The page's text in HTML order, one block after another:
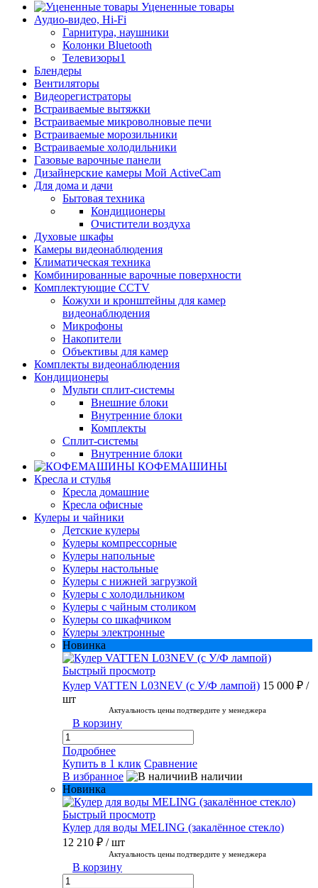
Уцененные товары
Аудио-видео, Hi-Fi
Гарнитура, наушники
Колонки Bluetooth
Телевизоры1
Блендеры
Вентиляторы
Видеорегистраторы
Встраиваемые вытяжки
Встраиваемые микроволновые печи
Встраиваемые морозильники
Встраиваемые холодильники
Газовые варочные панели
Дизайнерские камеры Мой ActiveCam
Для дома и дачи
Бытовая техника
Кондиционеры
Очистители воздуха
Духовые шкафы
Камеры видеонаблюдения
Климатическая техника
Комбинированные варочные поверхности
Комплектующие CCTV
Кожухи и кронштейны для камер
видеонаблюдения
Микрофоны
Накопители
Объективы для камер
Комплекты видеонаблюдения
Кондиционеры
Мульти сплит-системы
Внешние блоки
Внутренние блоки
Комплекты
Сплит-системы
Внутренние блоки
КОФЕМАШИНЫ
Кресла и стулья
Кресла домашние
Кресла офисные
Кулеры и чайники
Детские кулеры
Кулеры компрессорные
Кулеры напольные
Кулеры настольные
Кулеры с нижней загрузкой
Кулеры с холодильником
Кулеры с чайным столиком
Кулеры со шкафчиком
Кулеры электронные
Новинка
Быстрый просмотр
Кулер VATTEN L03NEV (с У/Ф лампой) 15 000 ₽ /
шт
Актуальность цены подтвердите у менеджера
В корзину
Подробнее
Купить в 1 клик Сравнение
В избранное
В наличии
Новинка
Быстрый просмотр
Кулер для воды MELING (закалённое стекло)
12 210 ₽ / шт
Актуальность цены подтвердите у менеджера
В корзину